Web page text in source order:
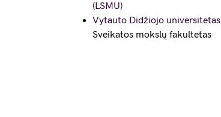
(LSMU)
Vytauto Didžiojo universitetas
Sveikatos mokslų fakultetas